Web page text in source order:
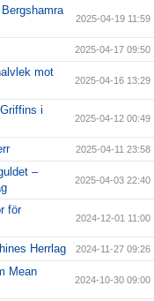
2025-04-19 11:59
2025-04-17 09:50
mot
2025-04-16 13:29
i
2025-04-12 00:49
2025-04-11 23:58
–
2025-04-03 22:40
för
2024-12-01 11:00
Herrlag 2024-11-27 09:26
Mean
2024-10-30 09:00